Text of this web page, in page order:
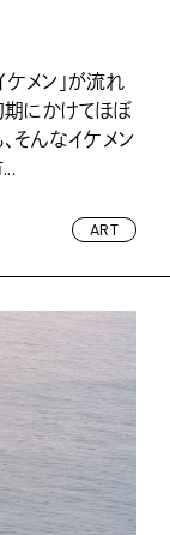
メン」が流れ
期にかけてほぼ
そんなイケメン
ART